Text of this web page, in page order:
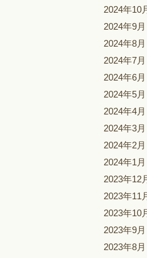
2024年10
2024年9月
2024年8月
2024年7月
2024年6月
2024年5月
2024年4月
2024年3月
2024年2月
2024年1月
2023年12
2023年11
2023年10
2023年9月
2023年8月